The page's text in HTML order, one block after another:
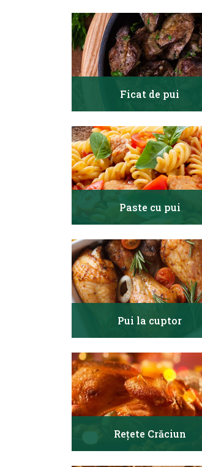
Ficat de pui
Paste cu pui
Pui la cuptor
Rețete Crăciun